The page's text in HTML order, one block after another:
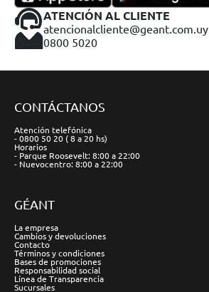
ATENCIÓN AL CLIENTE
atencionalcliente@geant.com.uy
0800 5020
CONTÁCTANOS
Atención telefónica
- 0800 50 20 ( 8 a 20 hs)
Horarios
- Parque Roosevelt: 8:00 a 22:00
- Nuevocentro: 8:00 a 22:00
GÉANT
La empresa
Cambios y devoluciones
Contacto
Términos y condiciones
Bases de promociones
Responsabilidad social
Línea de Transparencia
Sucursales